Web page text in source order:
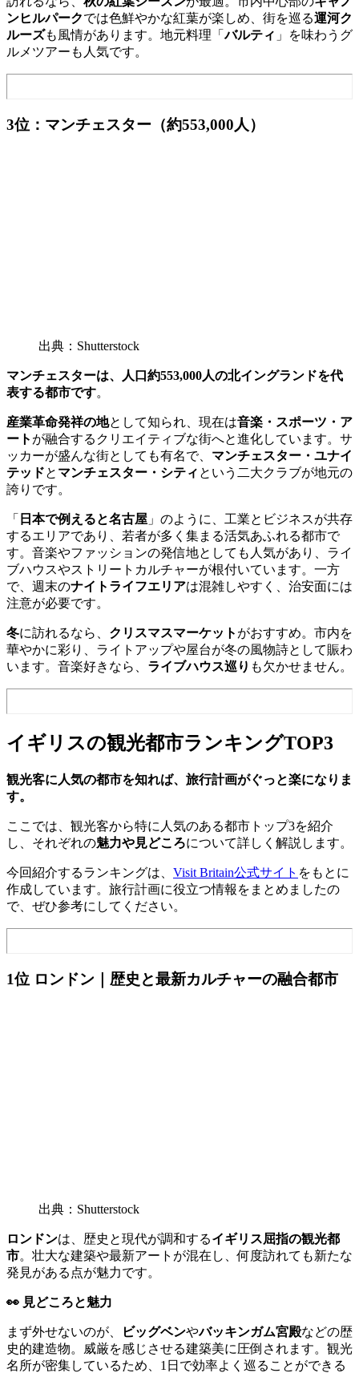
ンヒルパークでは色鮮やかな紅葉が楽しめ、街を巡る運河ク
ルーズも風情があります。地元料理「バルティ 」を味わうグ
ルメツアーも人気です。
3位：マンチェスター（約553,000人）
出典：Shutterstock
マンチェスターは、人口約553,000人の北イングランドを代
表する都市です。
産業革命発祥の地として知られ、現在は音楽・スポーツ・ア
ート が融合するクリエイティブな街へと進化しています。サ
ッカーが盛んな街としても有名で、 マンチェスター・ユナイ
テッドと マンチェスター・シティ という二大クラブが地元の
誇りです。
「 日本で例えると名古屋 」のように、工業とビジネスが共存
するエリアであり、若者が多く集まる活気あふれる都市で
す。音楽やファッションの発信地としても人気があり、ライ
ブハウスやストリートカルチャーが根付いています。一方
で、週末のナイトライフエリアは混雑しやすく、治安面には
注意が必要です。
冬に訪れるなら、 クリスマスマーケット がおすすめ。市内を
華やかに彩り、ライトアップや屋台が冬の風物詩として賑わ
います。音楽好きなら、 ライブハウス巡り も欠かせません。
イギリスの観光都市ランキングTOP3
観光客に人気の都市を知れば、旅行計画がぐっと楽になりま
す。
ここでは、観光客から特に人気のある都市トップ3を紹介
し、それぞれの魅力や見どころについて詳しく解説します。
今回紹介するランキングは、 Visit Britain公式サイト をもとに
作成しています。旅行計画に役立つ情報をまとめましたの
で、ぜひ参考にしてください。
1位 ロンドン｜歴史と最新カルチャーの融合都市
出典：Shutterstock
ロンドンは、歴史と現代が調和するイギリス屈指の観光都
市。壮大な建築や最新アートが混在し、何度訪れても新たな
発見がある点が魅力です。
👀 見どころと魅力
まず外せないのが、 ビッグベンやバッキンガム宮殿などの歴
史的建造物。威厳を感じさせる建築美に圧倒されます。観光
名所が密集しているため、1日で効率よく巡ることができる